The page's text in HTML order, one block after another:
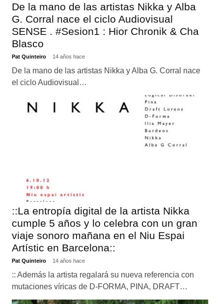
De la mano de las artistas Nikka y Alba
G. Corral nace el ciclo Audiovisual
SENSE . #Sesion1 : Hior Chronik & Cha
Blasco
Pat Quinteiro 14 años hace
De la mano de las artistas Nikka y Alba G. Corral nace
el ciclo Audiovisual…
::La entropía digital de la artista Nikka
cumple 5 años y lo celebra con un gran
viaje sonoro mañana en el Niu Espai
Artístic en Barcelona::
Pat Quinteiro 14 años hace
:: Además la artista regalará su nueva referencia con
mutaciones víricas de D-FORMA, PINA, DRAFT…